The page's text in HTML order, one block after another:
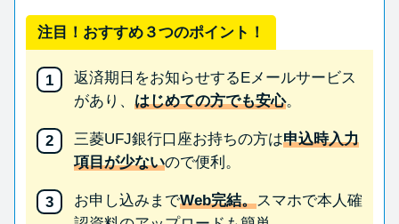
注目！おすすめ３つのポイント！
返済期日をお知らせするEメールサービス
があり、 はじめての方でも安心。
三菱UFJ銀行口座お持ちの方は申込時入力
項目が少ないので便利。
お申し込みまでWeb完結。スマホで本人確